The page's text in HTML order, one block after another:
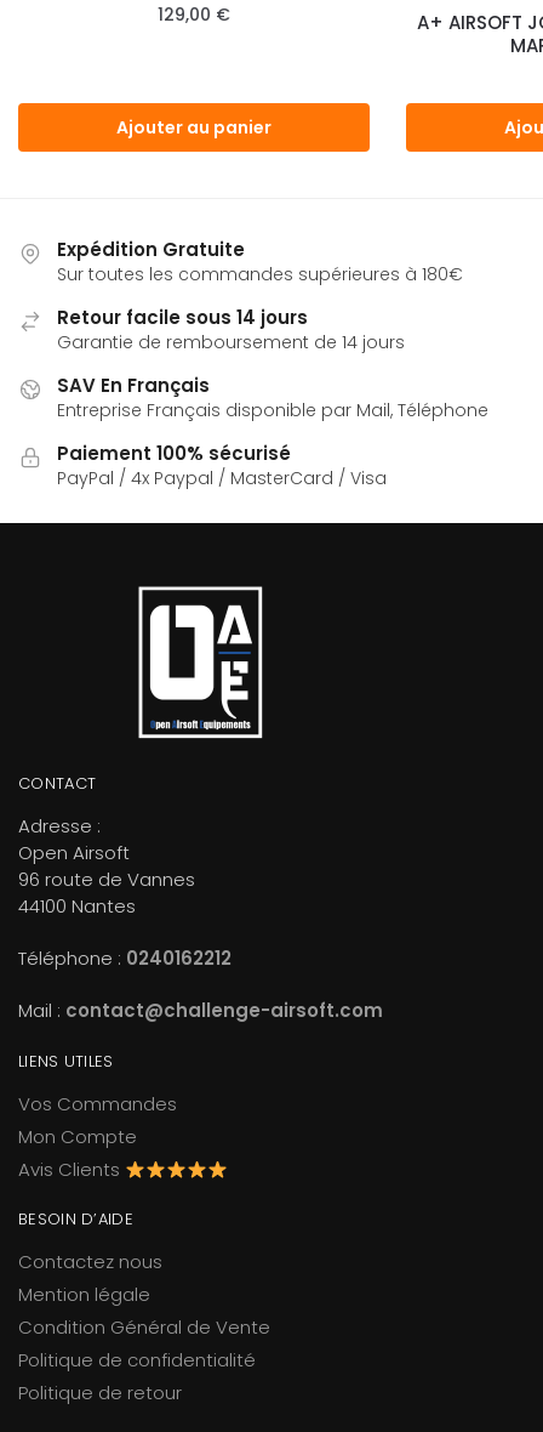
129,00 €
Ajouter au panier
A+ AIRSOFT
Expédition Gratuite
Sur toutes les commandes supérieures à 180€
Retour facile sous 14 jours
Garantie de remboursement de 14 jours
SAV En Français
Entreprise Français disponible par Mail, Téléphone
Paiement 100% sécurisé
PayPal / 4x Paypal / MasterCard / Visa
CONTACT
Adresse :
Open Airsoft
96 route de Vannes
44100 Nantes
Téléphone : 0240162212
Mail : contact@challenge-airsoft.com
LIENS UTILES
Vos Commandes
Mon Compte
Avis Clients
BESOIN D’AIDE
Contactez nous
Mention légale
Condition Général de Vente
Politique de confidentialité
Politique de retour